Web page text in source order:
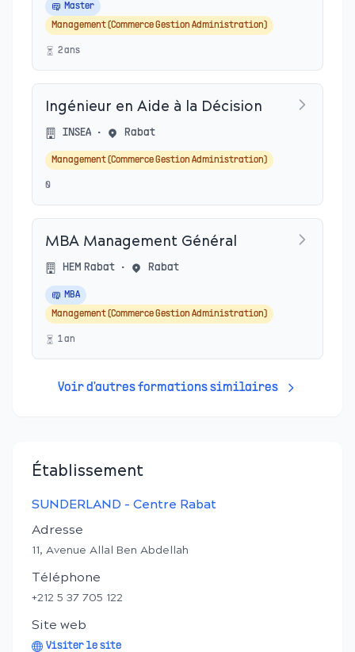
Master
Management (Commerce Gestion Administration)
2ans
Ingénieur en Aide à la Décision
INSEA • Rabat
Management (Commerce Gestion Administration)
0
MBA Management Général
HEM Rabat • Rabat
MBA
Management (Commerce Gestion Administration)
1an
Voir d'autres formations similaires
Établissement
SUNDERLAND - Centre Rabat
Adresse
11, Avenue Allal Ben Abdellah
Téléphone
+212 5 37 705 122
Site web
Visiter le site